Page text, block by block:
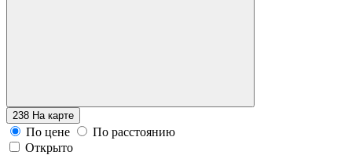
238 На карте
По цене
По расстоянию
Открыто